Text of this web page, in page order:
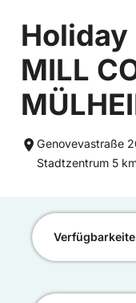
MILL
Genovevastraße
Entfernung
Stadtzentrum 5